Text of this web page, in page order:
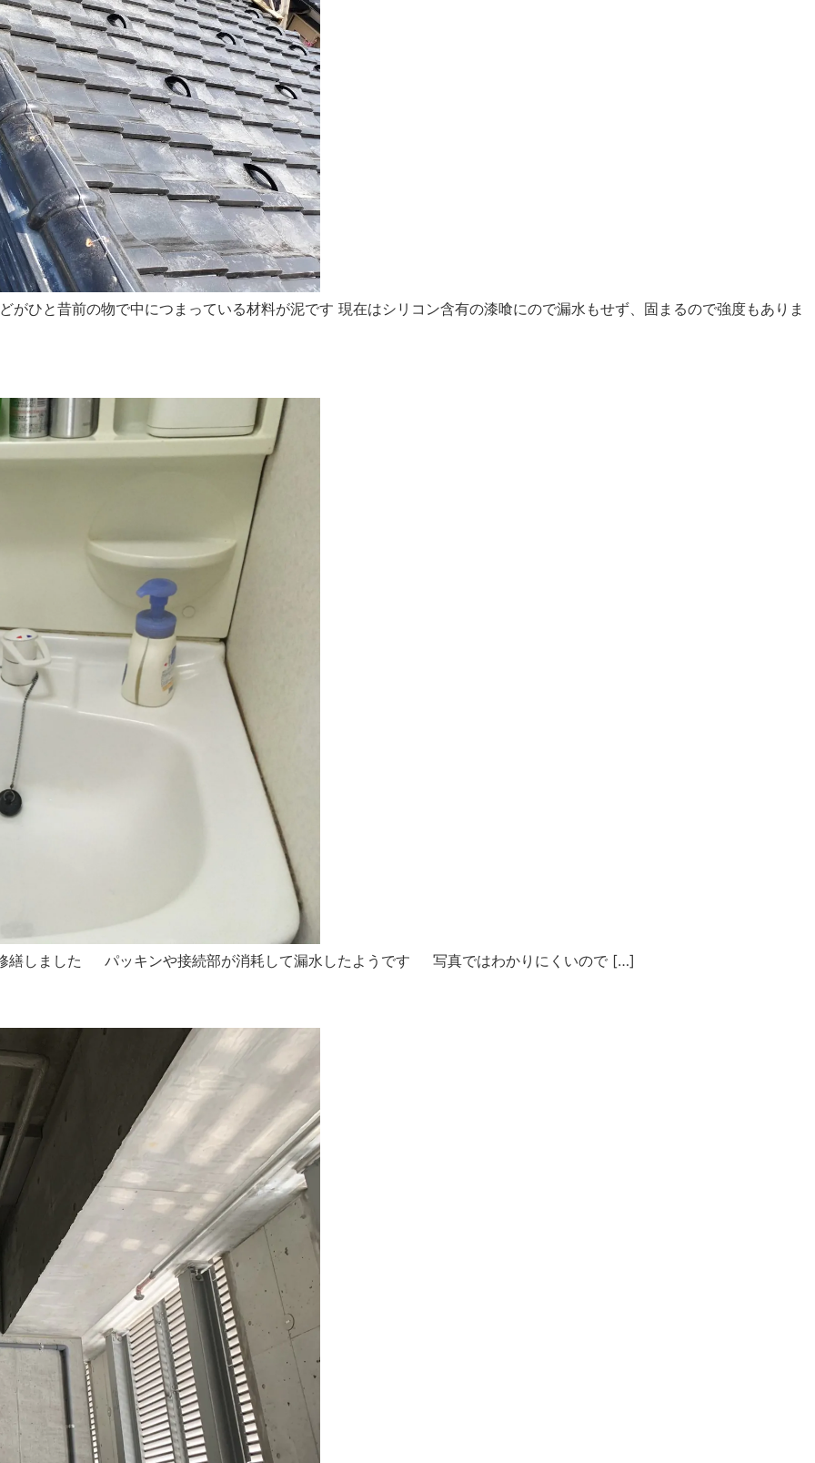
ひと昔前の物で中につまっている材料が泥です 現在はシリコン含有の漆喰にので漏水もせず、固まるので強度もありま
繕しました パッキンや接続部が消耗して漏水したようです 写真ではわかりにくいので […]